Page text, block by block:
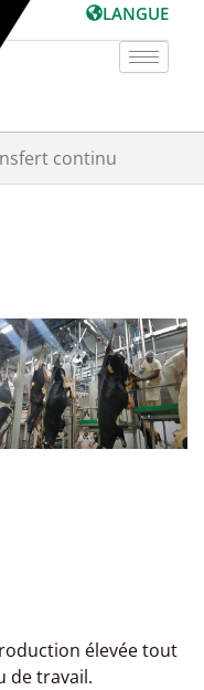
LANGUE
continu
élevée tout
de travail.